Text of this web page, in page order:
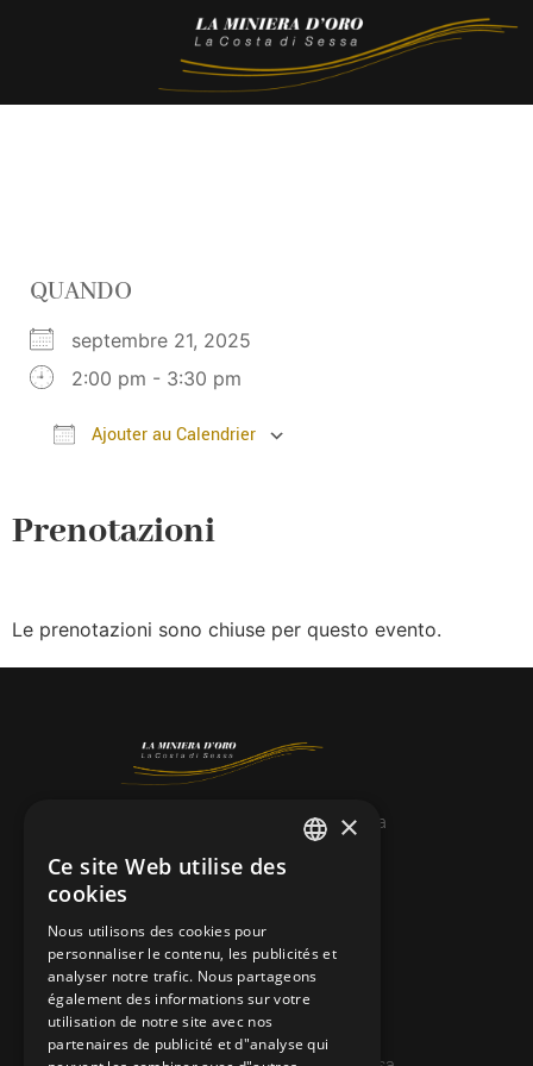
QUANDO
septembre 21, 2025
2:00 pm - 3:30 pm
Ajouter au Calendrier
Prenotazioni
Le prenotazioni sono chiuse per questo evento.
© 2026 Miniera d’oro di Sessa
info@minieradoro.ch
091 608 11 25
079 127 20 80
GERMAN
ENGLISH
×
Ce site Web utilise des
cookies
Nous utilisons des cookies pour
personnaliser le contenu, les publicités et
analyser notre trafic. Nous partageons
également des informations sur votre
utilisation de notre site avec nos
partenaires de publicité et d"analyse qui